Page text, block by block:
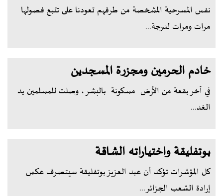
نفس المسرحية المشخصة من طرفهم تعودنا على تتبع فصولها
مرات ومرات لدرجة...
خادم الحرمين ومجزرة المسجدين
في آخر بقعة من الأرض مسكونة بالبشر ، وصلت للمسلمين يد
الغد...
بوتفليقة واختياراته الشاقة
كل المؤشرات تؤكد أن عبد العزيز بوتفليقة سيتصرف عكس
إرادة الشعب الجزائر...